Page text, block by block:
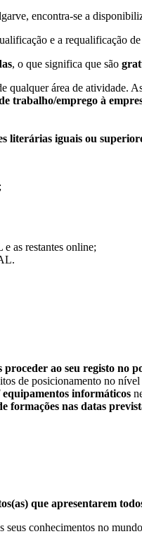
encontra-se a
e a requalificação
, o que significa que são
qualquer área de atividade.
trabalho/emprego à
literárias iguais ou
as restantes online;
proceder ao seu registo no
de posicionamento no
informáticos
formações nas datas
que apresentarem
seus conhecimentos no